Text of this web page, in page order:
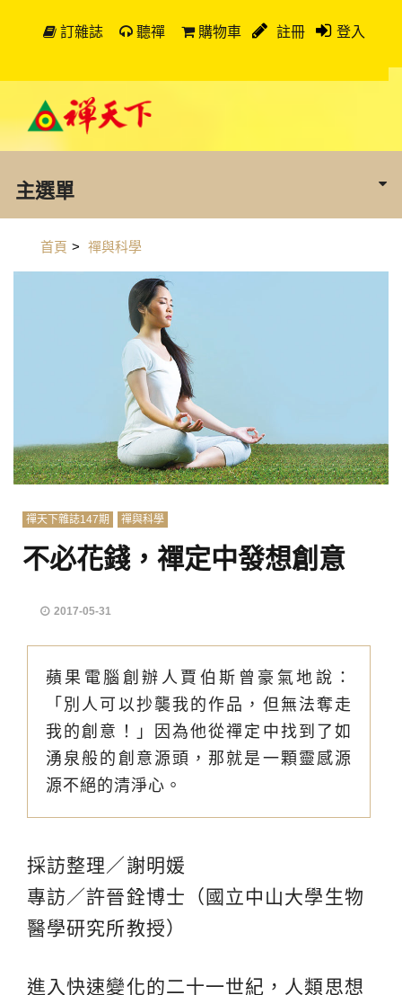
訂雜誌 聽禪 購物車 註冊 登入
主選單
首頁 > 禪與科學
禪天下雜誌147期 禪與科學
不必花錢，禪定中發想創意
2017-05-31
蘋果電腦創辦人賈伯斯曾豪氣地說：
「別人可以抄襲我的作品，但無法奪走
我的創意！」因為他從禪定中找到了如
湧泉般的創意源頭，那就是一顆靈感源
源不絕的清淨心。
採訪整理／謝明媛
專訪／許晉銓博士（國立中山大學生物
醫學研究所教授）
進入快速變化的二十一世紀，人類思想